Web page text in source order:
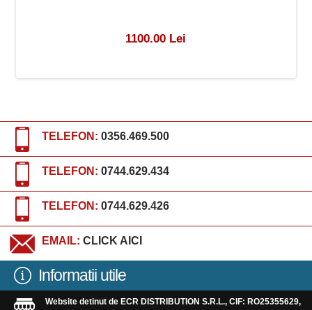
1100.00 Lei
TELEFON: 0356.469.500
TELEFON: 0744.629.434
TELEFON: 0744.629.426
EMAIL: CLICK AICI
Informatii utile
Website detinut de ECR DISTRIBUTION S.R.L., CIF: RO25355629,